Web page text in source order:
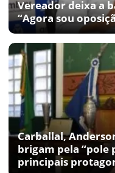
Vereador deixa a
“Agora sou
Carballal,
brigam pela “pole
principais